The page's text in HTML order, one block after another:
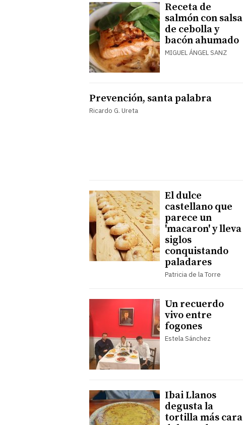
Receta de
salmón con salsa
de cebolla y
bacón ahumado
MIGUEL ÁNGEL SANZ
Prevención, santa palabra
Ricardo G. Ureta
El dulce
castellano que
parece un
'macaron' y lleva
siglos
conquistando
paladares
Patricia de la Torre
Un recuerdo
vivo entre
fogones
Estela Sánchez
Ibai Llanos
degusta la
tortilla más cara